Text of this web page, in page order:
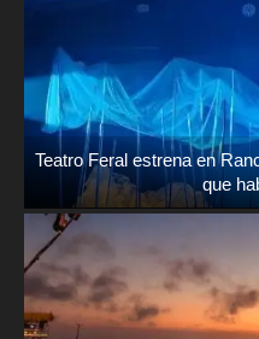
Teatro Feral estrena en
que